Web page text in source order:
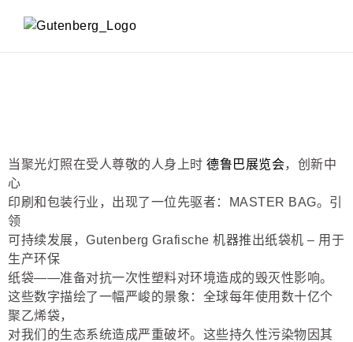
当聚光灯照在受人尊敬的人身上时 德鲁巴展览会，创新中
心
印刷和包装行业，出现了一位先驱者：MASTER BAG。引
领
可持续发展，Gutenberg Grafische 机器推出纸袋机 – 用于
生产环保
纸袋——准备对抗一次性塑料对环境造成的毁灭性影响。
这些数字描绘了一幅严峻的景象：全球每年使用数十亿个
聚乙烯袋，
对我们的生态系统造成严重破坏。这些持久性污染物因其